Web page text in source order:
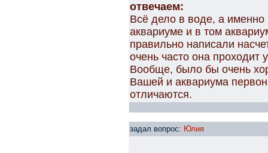
отвечаем:
Всё дело в воде, а
аквариуме и в том
правильно написали
очень часто она проходит
Вообще, было бы очень
Вашей и аквариума
отличаются.
задал вопрос: Юлия